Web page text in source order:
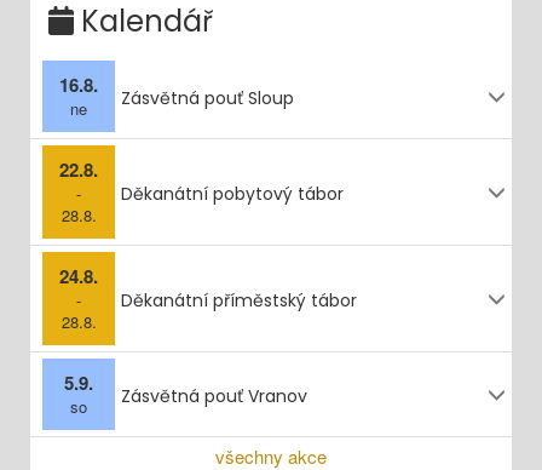
Kalendář
16.8.
ne Zásvětná pouť Sloup
22.8.
-
28.8.
Děkanátní pobytový tábor
24.8.
-
28.8.
Děkanátní příměstský tábor
5.9.
so Zásvětná pouť Vranov
všechny akce